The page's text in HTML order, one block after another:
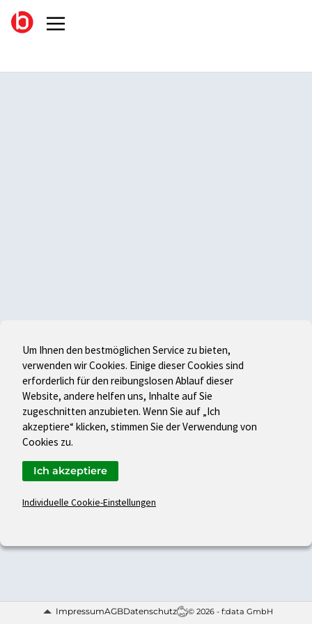
ImpressumAGBDatenschutz © 2026 - f:data GmbH
Um Ihnen den bestmöglichen Service zu bieten,
verwenden wir Cookies. Einige dieser Cookies sind
erforderlich für den reibungslosen Ablauf dieser
Website, andere helfen uns, Inhalte auf Sie
zugeschnitten anzubieten. Wenn Sie auf „Ich
akzeptiere“ klicken, stimmen Sie der Verwendung von
Cookies zu.
Individuelle Cookie-Einstellungen
Ich akzeptiere